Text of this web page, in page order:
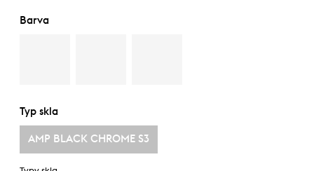
Barva
Typ skla
AMP BLACK CHROME S3